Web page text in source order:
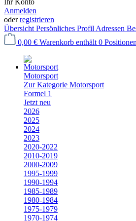
Ihr Konto
Anmelden
oderregistrieren
Übersicht Persönliches Profil Adressen
0,00 € Warenkorb enthält 0
Motorsport
Zur Kategorie Motorsport
Formel 1
Jetzt neu
2026
2025
2024
2023
2020-2022
2010-2019
2000-2009
1995-1999
1990-1994
1985-1989
1980-1984
1975-1979
1970-1974